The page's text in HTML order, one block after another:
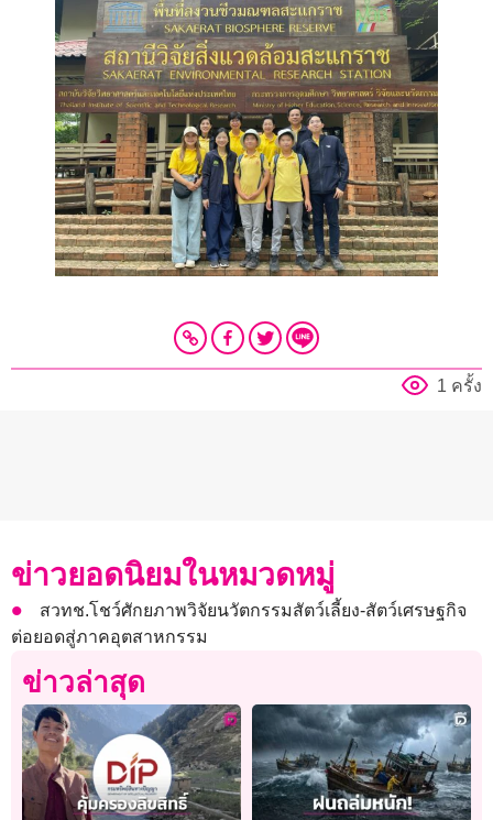
1 ครั้ง
ข่าวยอดนิยมในหมวดหมู่
สวทช.โชว์ศักยภาพวิจัยนวัตกรรมสัตว์เลี้ยง-สัตว์เศรษฐกิจ
ต่อยอดสู่ภาคอุตสาหกรรม
ข่าวล่าสุด